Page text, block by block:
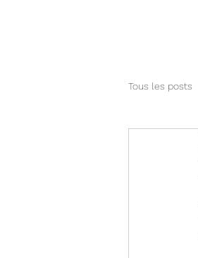
Tous les posts